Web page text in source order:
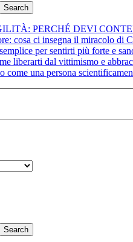
Search
PERCHÉ DEVI
cosa ci insegna il miracolo di
per sentirti più forte e
liberarti dal vittimismo e
come una persona
Search